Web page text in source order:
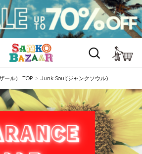
ール） TOP Junk Soul(ジャンクソウル)